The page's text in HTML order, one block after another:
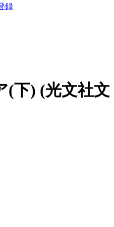
録
(下) (光文社文